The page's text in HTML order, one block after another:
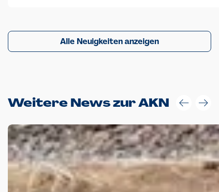
Alle Neuigkeiten anzeigen
Weitere News zur AKN